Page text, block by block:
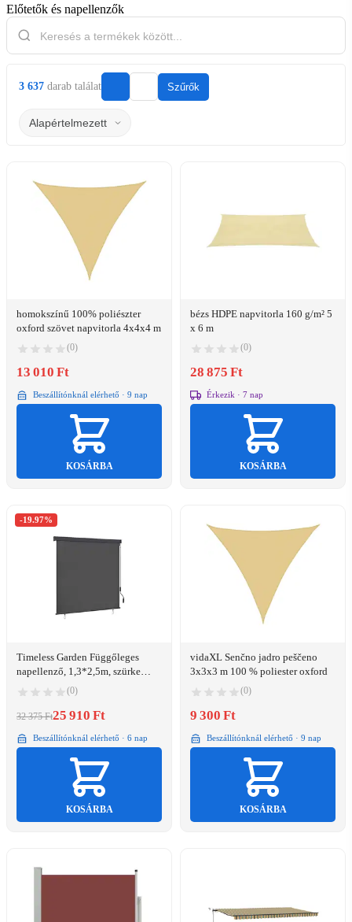
Előtetők és napellenzők
3 637 darab találat Szűrők
homokszínű 100% poliészter
oxford szövet napvitorla 4x4x4 m
(0)
13 010 Ft
Beszállítónknál elérhető · 9 nap
KOSÁRBA
bézs HDPE napvitorla 160 g/m² 5
x 6 m
(0)
28 875 Ft
Érkezik · 7 nap
KOSÁRBA
-19.97%
Timeless Garden Függőleges
napellenző, 1,3*2,5m, szürke
(HOP1001274)
(0)
32 375 Ft25 910 Ft
Beszállítónknál elérhető · 6 nap
KOSÁRBA
vidaXL Senčno jadro peščeno
3x3x3 m 100 % poliester oxford
(0)
9 300 Ft
Beszállítónknál elérhető · 9 nap
KOSÁRBA